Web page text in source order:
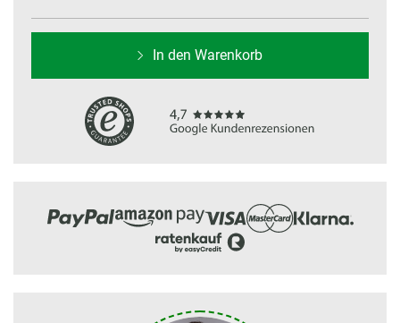
In den Warenkorb